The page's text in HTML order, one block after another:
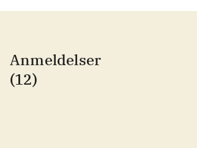
Anmeldelser
(12)